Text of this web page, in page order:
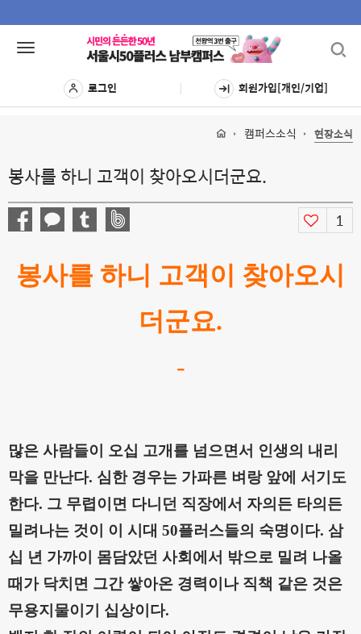
Toggle
로그인 회원가입[개인/기업]
캠퍼스소식 현장소식
봉사를 하니 고객이 찾아오시더군요.
1
봉사를 하니 고객이 찾아오시
더군요.
-
많은 사람들이 오십 고개를 넘으면서 인생의 내리
막을 만난다. 심한 경우는 가파른 벼랑 앞에 서기도
한다. 그 무렵이면 다니던 직장에서 자의든 타의든
밀려나는 것이 이 시대 50플러스들의 숙명이다. 삼
십 년 가까이 몸담았던 사회에서 밖으로 밀려 나올
때가 닥치면 그간 쌓아온 경력이나 직책 같은 것은
무용지물이기 십상이다.